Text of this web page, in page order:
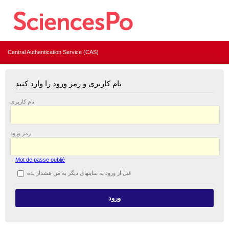
Central Authentication Service (CAS)
نام کاربری و رمز ورود را وارد کنید
نام کاربری
رمز ورود
Mot de passe oublié
قبل از ورود به سایتهای دیگر به من هشدار بده